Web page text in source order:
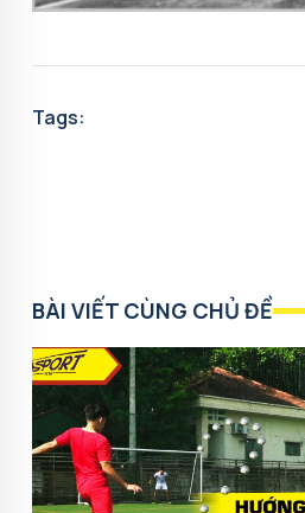
Tags:
BÀI VIẾT CÙNG CHỦ ĐỀ